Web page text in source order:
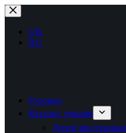
Перейти
до
вмістуUK
RU
Головна
Каталог товарів
Дерев’яні іграшки